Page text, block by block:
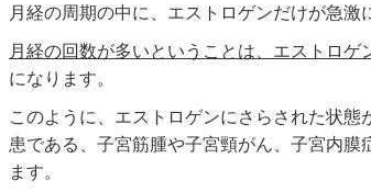
月経の周期の中に、エストロゲンだけが急激
月経の回数が多いということは、エストロ
になります。
このように、エストロゲンにさらされた状
患である、子宮筋腫や子宮頸がん、子宮内膜
ます。